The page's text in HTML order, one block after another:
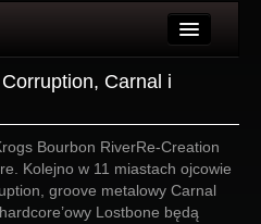
Carnal i
Bourbon RiverRe-Creation
Kolejno w 11 miastach ojcowie
groove metalowy Carnal
Lostbone będą